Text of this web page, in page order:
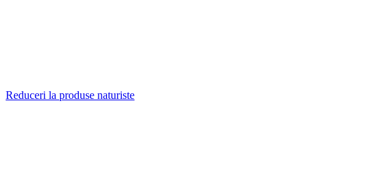
Reduceri la produse naturiste